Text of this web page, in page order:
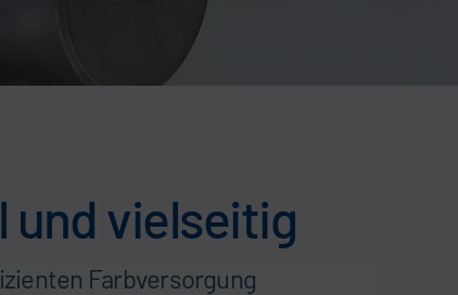
und vielseitig
Farbversorgung